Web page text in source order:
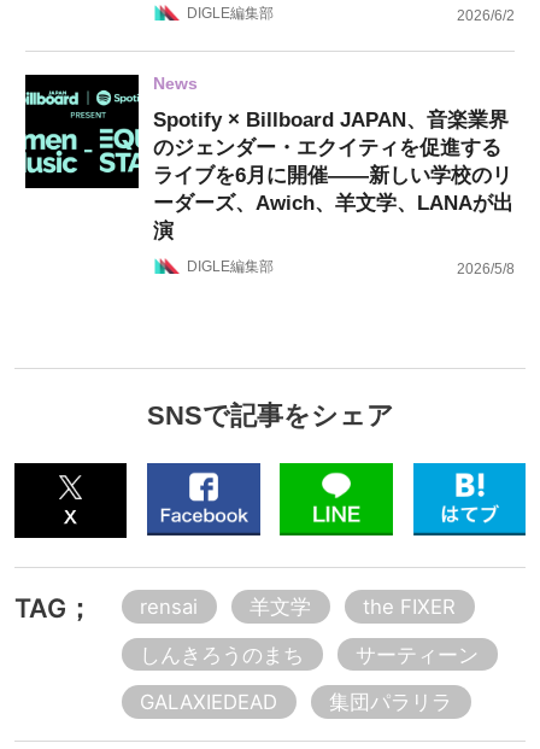
DIGLE編集部 2026/6/2
News
Spotify × Billboard JAPAN、音楽業界
のジェンダー・エクイティを促進する
ライブを6月に開催——新しい学校のリ
ーダーズ、Awich、羊文学、LANAが出
演
DIGLE編集部 2026/5/8
SNSで記事をシェア
TAG； rensai 羊文学
the FIXER
しんきろうのまち
サーティーン
GALAXIEDEAD
集団パラリラ